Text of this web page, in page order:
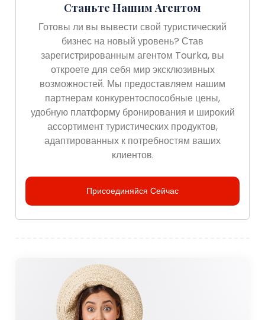
Станьте Нашим Агентом
Готовы ли вы вывести свой туристический
бизнес на новый уровень? Став
зарегистрированным агентом Tourka, вы
откроете для себя мир эксклюзивных
возможностей. Мы предоставляем нашим
партнерам конкурентоспособные цены,
удобную платформу бронирования и широкий
ассортимент туристических продуктов,
адаптированных к потребностям ваших
клиентов.
Присоединяйся Сейчас